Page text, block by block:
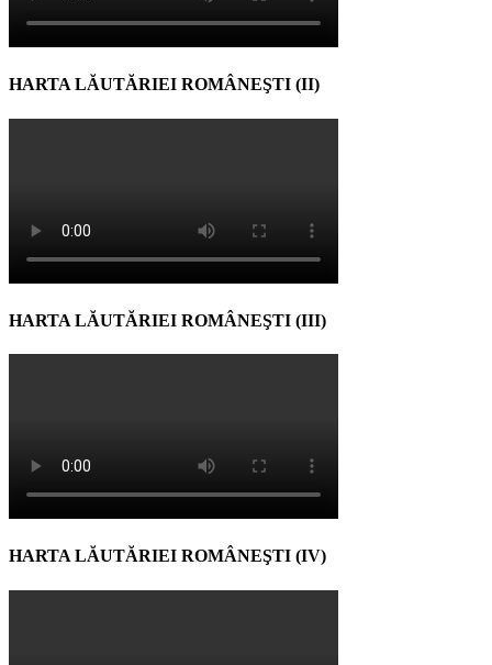
HARTA LĂUTĂRIEI ROMÂNEŞTI (II)
HARTA LĂUTĂRIEI ROMÂNEŞTI (III)
HARTA LĂUTĂRIEI ROMÂNEŞTI (IV)